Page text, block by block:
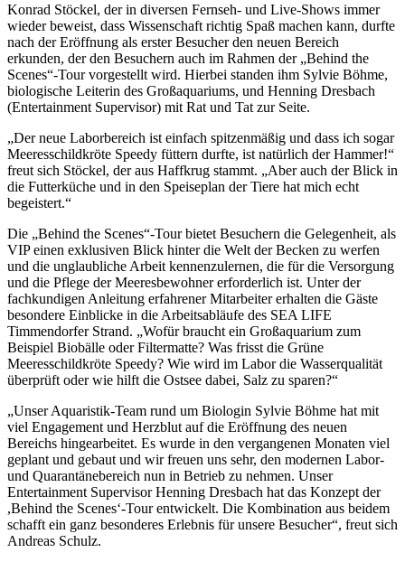
Konrad Stöckel, der in diversen Fernseh- und Live-Shows immer
wieder beweist, dass Wissenschaft richtig Spaß machen kann, durfte
nach der Eröffnung als erster Besucher den neuen Bereich
erkunden, der den Besuchern auch im Rahmen der „Behind the
Scenes“-Tour vorgestellt wird. Hierbei standen ihm Sylvie Böhme,
biologische Leiterin des Großaquariums, und Henning Dresbach
(Entertainment Supervisor) mit Rat und Tat zur Seite.
„Der neue Laborbereich ist einfach spitzenmäßig und dass ich sogar
Meeresschildkröte Speedy füttern durfte, ist natürlich der Hammer!“
freut sich Stöckel, der aus Haffkrug stammt. „Aber auch der Blick in
die Futterküche und in den Speiseplan der Tiere hat mich echt
begeistert.“
Die „Behind the Scenes“-Tour bietet Besuchern die Gelegenheit, als
VIP einen exklusiven Blick hinter die Welt der Becken zu werfen
und die unglaubliche Arbeit kennenzulernen, die für die Versorgung
und die Pflege der Meeresbewohner erforderlich ist. Unter der
fachkundigen Anleitung erfahrener Mitarbeiter erhalten die Gäste
besondere Einblicke in die Arbeitsabläufe des SEA LIFE
Timmendorfer Strand. „Wofür braucht ein Großaquarium zum
Beispiel Biobälle oder Filtermatte? Was frisst die Grüne
Meeresschildkröte Speedy? Wie wird im Labor die Wasserqualität
überprüft oder wie hilft die Ostsee dabei, Salz zu sparen?“
„Unser Aquaristik-Team rund um Biologin Sylvie Böhme hat mit
viel Engagement und Herzblut auf die Eröffnung des neuen
Bereichs hingearbeitet. Es wurde in den vergangenen Monaten viel
geplant und gebaut und wir freuen uns sehr, den modernen Labor-
und Quarantänebereich nun in Betrieb zu nehmen. Unser
Entertainment Supervisor Henning Dresbach hat das Konzept der
,Behind the Scenes‘-Tour entwickelt. Die Kombination aus beidem
schafft ein ganz besonderes Erlebnis für unsere Besucher“, freut sich
Andreas Schulz.